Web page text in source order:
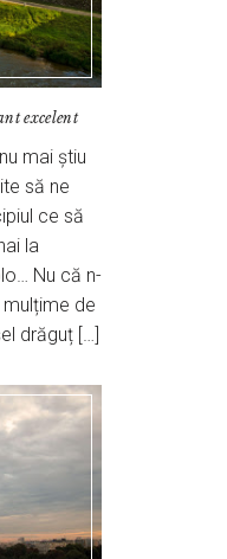
excelent
mai știu
să ne
ce să
la
Nu că n-
de
drăguț […]